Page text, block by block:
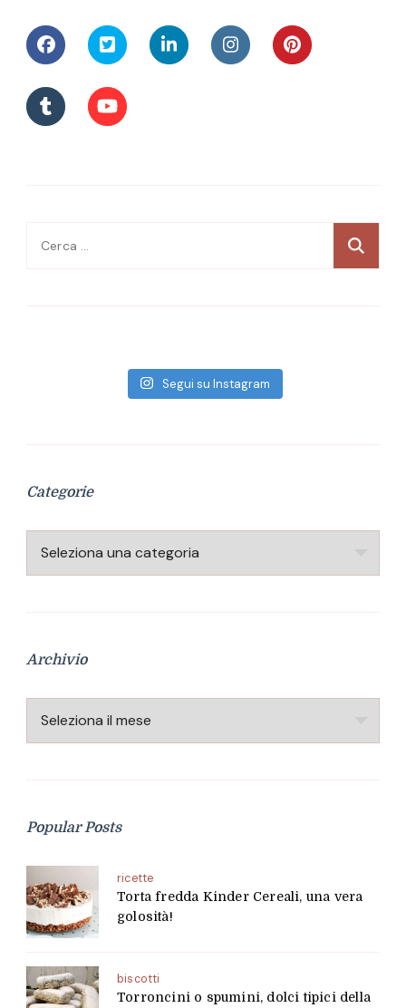
Ricerca
Segui su Instagram
Categorie
Categorie
Archivio
Archivio
Popular Posts
ricette
Torta fredda Kinder Cereali, una vera
golosità!
biscotti
Torroncini o spumini, dolci tipici della